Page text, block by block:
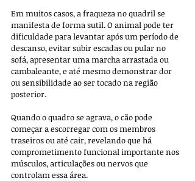
Em muitos casos, a fraqueza no quadril se
manifesta de forma sutil. O animal pode ter
dificuldade para levantar após um período de
descanso, evitar subir escadas ou pular no
sofá, apresentar uma marcha arrastada ou
cambaleante, e até mesmo demonstrar dor
ou sensibilidade ao ser tocado na região
posterior.
Quando o quadro se agrava, o cão pode
começar a escorregar com os membros
traseiros ou até cair, revelando que há
comprometimento funcional importante nos
músculos, articulações ou nervos que
controlam essa área.